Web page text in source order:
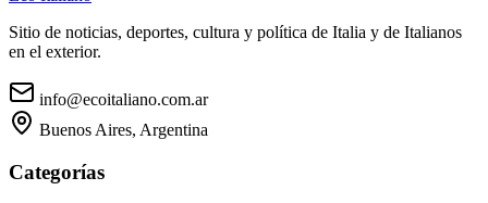
Sitio de noticias, deportes, cultura y política de Italia y de Italianos
en el exterior.
info@ecoitaliano.com.ar
Buenos Aires, Argentina
Categorías